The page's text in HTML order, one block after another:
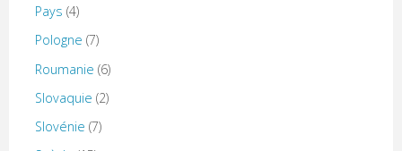
Pays (4)
Pologne (7)
Roumanie (6)
Slovaquie (2)
Slovénie (7)